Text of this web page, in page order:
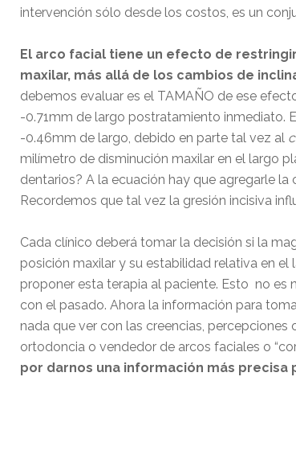
intervención sólo desde los costos, es un
El arco facial tiene un efecto de
maxilar, más allá de los cambios de
debemos evaluar es el TAMAÑO de ese
-0.71mm de largo postratamiento inmediato.
-0.46mm de largo, debido en parte tal vez al
milímetro de disminución maxilar en el largo
dentarios? A la ecuación hay que agregarle
Recordemos que tal vez la gresión incisiva
Cada clínico deberá tomar la decisión si la
posición maxilar y su estabilidad relativa en
proponer esta terapia al paciente. Esto no es
con el pasado. Ahora la información para
nada que ver con las creencias,
ortodoncia o vendedor de arcos faciales o
por darnos una información más